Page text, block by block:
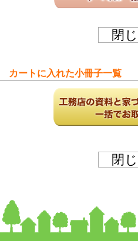
カートに入れた小冊子一覧